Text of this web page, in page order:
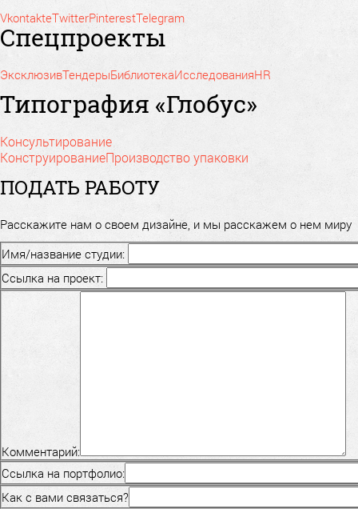
VkontakteTwitterPinterestTelegram
Спецпроекты
ЭксклюзивТендерыБиблиотекаИсследованияHR
Типография «Глобус»
Консультирование
КонструированиеПроизводство упаковки
ПОДАТЬ РАБОТУ
Расскажите нам о своем дизайне, и мы расскажем о нем миру
Имя/название студии:
Ссылка на проект:
Комментарий:
Ссылка на портфолио:
Как с вами связаться?